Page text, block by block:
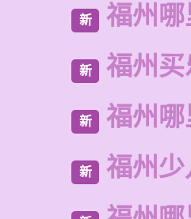
新 福州
新 福州
新 福州
新 福州